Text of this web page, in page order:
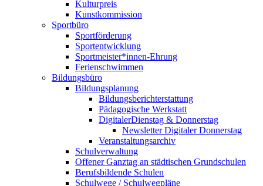
Kulturpreis
Kunstkommission
Sportbüro
Sportförderung
Sportentwicklung
Sportmeister*innen-Ehrung
Ferienschwimmen
Bildungsbüro
Bildungsplanung
Bildungsberichterstattung
Pädagogische Werkstatt
DigitalerDienstag & Donnerstag
Newsletter Digitaler Donnerstag
Veranstaltungsarchiv
Schulverwaltung
Offener Ganztag an städtischen Grundschulen
Berufsbildende Schulen
Schulwege / Schulwegpläne